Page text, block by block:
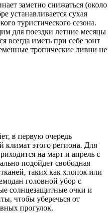
заметно снижаться (около
устанавливается сухая
туристического сезона.
для поездки летние месяцы
всегда иметь при себе зонт
тропические ливни не
, в первую очередь
климат этого региона. Для
на март и апрель с
подойдет свободная
таких как хлопок или
головной убор с
солнцезащитные очки и
чтобы уберечься от
прогулок.